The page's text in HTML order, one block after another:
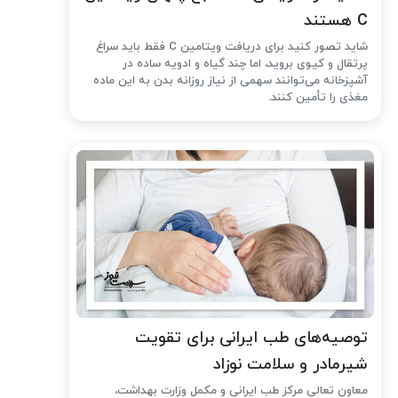
C هستند
شاید تصور کنید برای دریافت ویتامین C فقط باید سراغ
پرتقال و کیوی بروید، اما چند گیاه و ادویه ساده در
آشپزخانه می‌توانند سهمی از نیاز روزانه بدن به این ماده
مغذی را تأمین کنند.
توصیه‌های طب ایرانی برای تقویت
شیرمادر و سلامت نوزاد
معاون تعالی مرکز طب ایرانی و مکمل وزارت بهداشت،